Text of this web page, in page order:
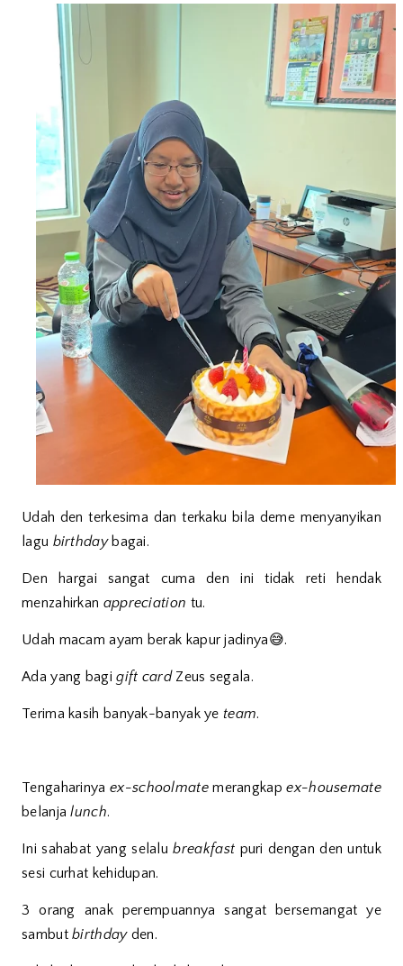
Udah den terkesima dan terkaku bila deme menyanyikan
lagu birthdaybagai.
Den hargai sangat cuma den ini tidak reti hendak
menzahirkan appreciation tu.
Udah macam ayam berak kapur jadinya😅.
Ada yang bagigift cardZeus segala.
Terima kasih banyak-banyak ye team.
Tengaharinya ex-schoolmatemerangkapex-housemate
belanjalunch.
Ini sahabat yang selalubreakfast puri dengan den untuk
sesi curhat kehidupan.
3 orang anak perempuannya sangat bersemangat ye
sambutbirthdayden.